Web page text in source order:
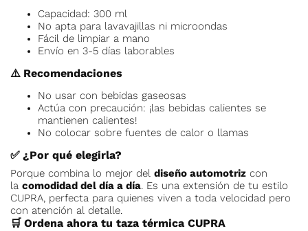
Capacidad: 300 ml
No apta para lavavajillas ni microondas
Fácil de limpiar a mano
Envío en 3-5 días laborables
⚠️ Recomendaciones
No usar con bebidas gaseosas
Actúa con precaución: ¡las bebidas calientes se
mantienen calientes!
No colocar sobre fuentes de calor o llamas
✅ ¿Por qué elegirla?
Porque combina lo mejor del diseño automotriz con
la comodidad del día a día. Es una extensión de tu estilo
CUPRA, perfecta para quienes viven a toda velocidad pero
con atención al detalle.
🛒 Ordena ahora tu taza térmica CUPRA